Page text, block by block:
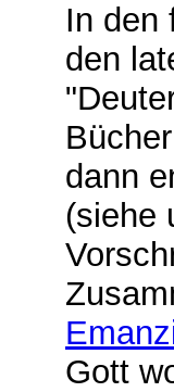
In den
den
dann
(siehe
Gott